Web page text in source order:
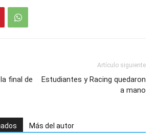
final de
Artículo siguiente
Estudiantes y Racing quedaron
a mano
Más del autor